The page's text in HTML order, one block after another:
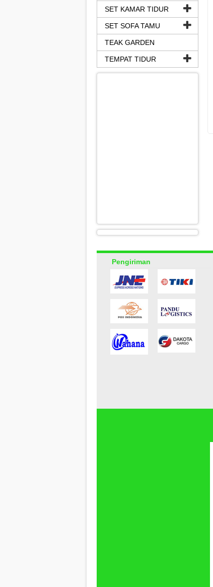
SET KAMAR TIDUR
SET SOFA TAMU
TEAK GARDEN
TEMPAT TIDUR
Pengiriman